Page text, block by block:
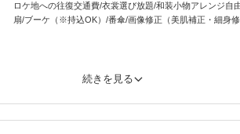
ロケ地への往復交通費/衣裳選び放題/和装小物アレンジ
扇/ブーケ（※持込OK）/番傘/画像修正（美肌補正・細身
続きを見る